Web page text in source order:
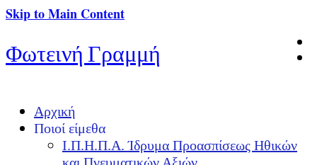
Skip to Main Content
Φωτεινή Γραμμή
Αρχική
Ποιοί είμεθα
Ι.Π.Η.Π.Α. Ίδρυμα Προασπίσεως Ηθικών